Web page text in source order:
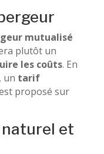
mutualisé
plutôt un
les coûts. En
, un tarif
proposé sur
et